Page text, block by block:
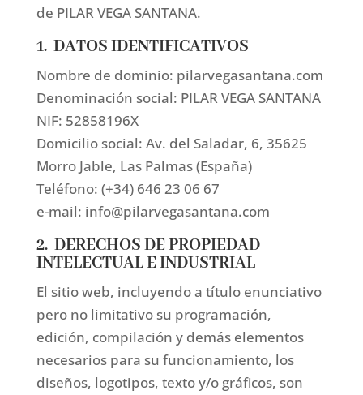
de PILAR VEGA SANTANA.
1. DATOS IDENTIFICATIVOS
Nombre de dominio: pilarvegasantana.com
Denominación social: PILAR VEGA SANTANA
NIF: 52858196X
Domicilio social: Av. del Saladar, 6, 35625
Morro Jable, Las Palmas (España)
Teléfono: (+34) 646 23 06 67
e-mail: info@pilarvegasantana.com
2. DERECHOS DE PROPIEDAD
INTELECTUAL E INDUSTRIAL
El sitio web, incluyendo a título enunciativo
pero no limitativo su programación,
edición, compilación y demás elementos
necesarios para su funcionamiento, los
diseños, logotipos, texto y/o gráficos, son